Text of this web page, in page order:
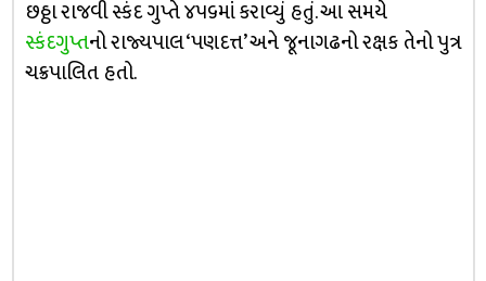
છઠ્ઠા રાજવી સ્કંદ ગુપ્તે ૪૫૬માં કરાવ્યું હતું. આ સમયે
સ્કંદગુપ્તનો રાજ્યપાલ ‘પણદત્ત’ અને જૂનાગઢનો રક્ષક તેનો પુત્ર
ચક્રપાલિત હતો.